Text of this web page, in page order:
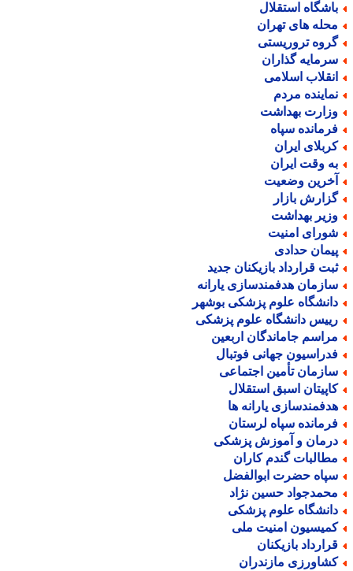
استقلال
های تهران
تروریستی
گذاران
اسلامی
مردم
بهداشت
سپاه
ایران
وقت ایران
وضعیت
بازار
بهداشت
امنیت
حدادی
قرارداد بازیکنان جدید
هدفمندسازی یارانه
علوم پزشکی بوشهر
دانشگاه علوم پزشکی
جاماندگان اربعین
جهانی فوتبال
تأمین اجتماعی
اسبق استقلال
یارانه ها
سپاه لرستان
و آموزش پزشکی
گندم کاران
حضرت ابوالفضل
حسین نژاد
علوم پزشکی
امنیت ملی
بازیکنان
مازندران